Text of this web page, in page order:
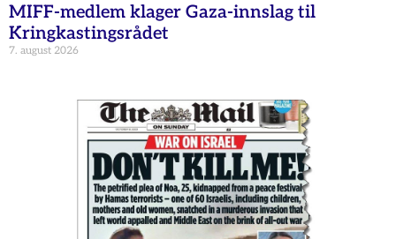
MIFF-medlem klager Gaza-innslag til
Kringkastingsrådet
7. august 2026